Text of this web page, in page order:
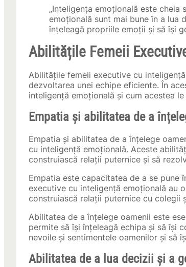
„Inteligența emoțională este cheia
emoțională sunt mai bune în a lua
înțeleagă propriile emoții și să își
Abilitățile Femeii
Abilitățile femeii executive cu
dezvoltarea unei echipe eficiente. În
inteligență emoțională și cum acestea
Empatia și abilitatea de a
Empatia și abilitatea de a înțelege
cu inteligență emoțională. Aceste
construiască relații puternice și să
Empatia este capacitatea de a se pune
executive cu inteligență emoțională au
construiască relații puternice cu colegii
Abilitatea de a înțelege oamenii este
permite să își înțeleagă echipa și să își
nevoile și sentimentele oamenilor și să
Abilitatea de a lua decizii și a